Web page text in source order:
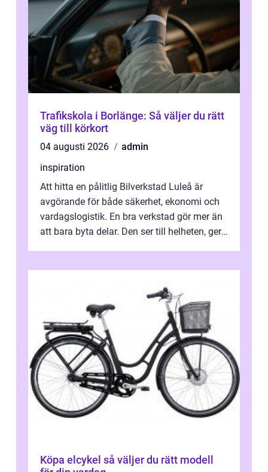
Trafikskola i Borlänge: Så väljer du rätt
väg till körkort
04 augusti 2026
admin
inspiration
Att hitta en pålitlig Bilverkstad Luleå är
avgörande för både säkerhet, ekonomi och
vardagslogistik. En bra verkstad gör mer än
att bara byta delar. Den ser till helheten, ger
Köpa elcykel så väljer du rätt modell